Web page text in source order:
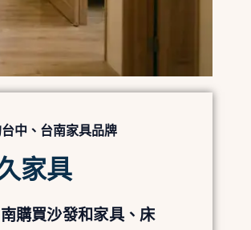
中、台南家具品牌
家具
購買沙發和家具、床